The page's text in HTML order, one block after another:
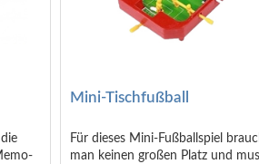
Mini-Tischfußball
Für dieses Mini-Fußballspiel
man keinen großen Platz und